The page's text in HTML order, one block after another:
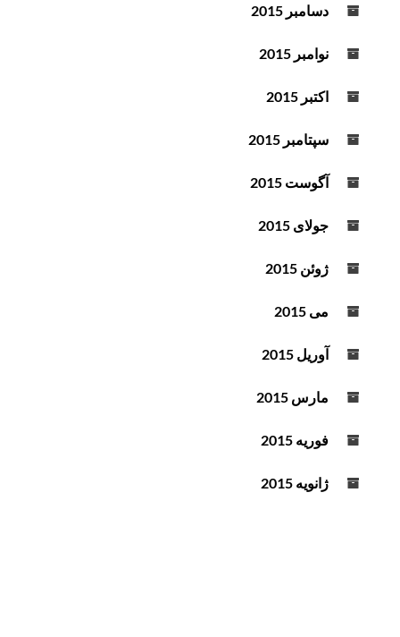
دسامبر 2015
نوامبر 2015
اکتبر 2015
سپتامبر 2015
آگوست 2015
جولای 2015
ژوئن 2015
می 2015
آوریل 2015
مارس 2015
فوریه 2015
ژانویه 2015